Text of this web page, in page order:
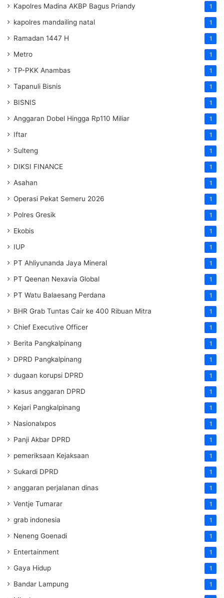
Kapolres Madina AKBP Bagus Priandy 1
kapolres mandailing natal 1
Ramadan 1447 H 1
Metro 1
TP-PKK Anambas 1
Tapanuli Bisnis 1
BISNIS 1
Anggaran Dobel Hingga Rp110 Miliar 1
Iftar 1
Sulteng 1
DIKSI FINANCE 1
Asahan 1
Operasi Pekat Semeru 2026 1
Polres Gresik 1
Ekobis 1
IUP 1
PT Ahliyunanda Jaya Mineral 1
PT Qeenan Nexavia Global 1
PT Watu Balaesang Perdana 1
BHR Grab Tuntas Cair ke 400 Ribuan Mitra 1
Chief Executive Officer 1
Berita Pangkalpinang 1
DPRD Pangkalpinang 1
dugaan korupsi DPRD 1
kasus anggaran DPRD 1
Kejari Pangkalpinang 1
Nasionalxpos 1
Panji Akbar DPRD 1
pemeriksaan Kejaksaan 1
Sukardi DPRD 1
anggaran perjalanan dinas 1
Ventje Tumarar 1
grab indonesia 1
Neneng Goenadi 1
Entertainment 1
Gaya Hidup 1
Bandar Lampung 1